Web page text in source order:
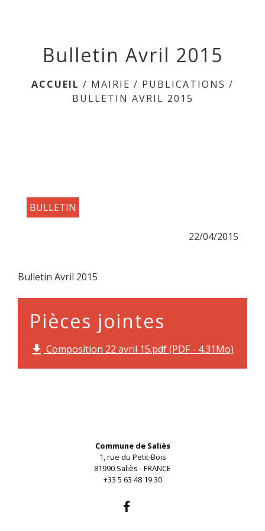
Bulletin Avril 2015
ACCUEIL / MAIRIE / PUBLICATIONS /
BULLETIN AVRIL 2015
BULLETIN
22/04/2015
Bulletin Avril 2015
Pièces jointes
file_download Composition 22 avril 15.pdf (PDF - 4.31Mo)
Commune de Saliès
1, rue du Petit-Bois
81990 Saliès - FRANCE
+33 5 63 48 19 30